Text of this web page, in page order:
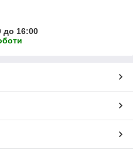
до 16:00